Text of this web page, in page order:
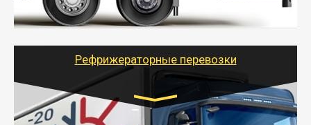
- Тайгер Логистик организует доставку
крупногабаритных и личных вещей по нужному
для погрузочно-разгрузочных работ при перевозке.
Рефрижераторные перевозки
Транспорт: